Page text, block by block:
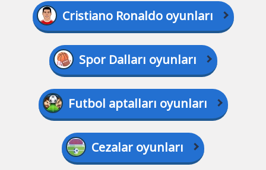
Cristiano Ronaldo oyunları
Spor Dalları oyunları
Futbol aptalları oyunları
Cezalar oyunları